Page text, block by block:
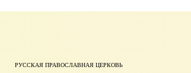
РУССКАЯ ПРАВОСЛАВНАЯ ЦЕРКОВЬ